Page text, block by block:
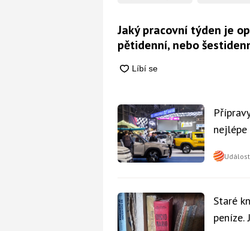
Jaký pracovní týden je
pětidenní, nebo
Staré
peníze.